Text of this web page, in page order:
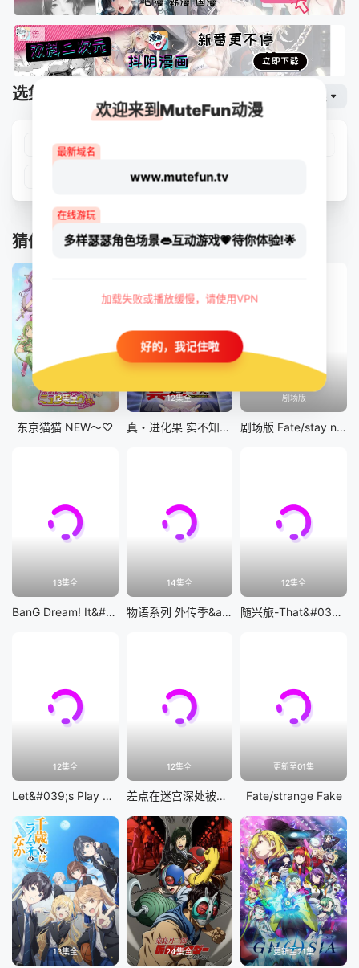
选集播放
第01集
第06集
猜你喜欢
12集全
东京猫猫 NEW～♡
12集全
真・进化果 实不知不觉踏上胜利的人生
剧场版
剧场版 Fate/stay night [Heaven&#039;s Feel] III.spring song
13集全
BanG Dream! It&#039;s MyGO!!!!!
14集全
物语系列 外传季&amp;怪物季
12集全
随兴旅-That&#039;s Journey-
12集全
Let&#039;s Play 充满挑战的人生
12集全
差点在迷宫深处被信任的伙伴杀掉，但靠着天赐技能「无限扭蛋」获得等级9999的伙伴，我要向前队友和世界展开复仇&amp;「给他们好看！」
更新至01集
Fate/strange Fake
13集全 24集全 更新至21集
欢迎来到MuteFun动漫
最新域名
www.mutefun.tv
在线游玩
多样瑟瑟角色场景👄互动游戏💗待你体验!🌟
加载失败或播放缓慢，请使用VPN
好的，我记住啦